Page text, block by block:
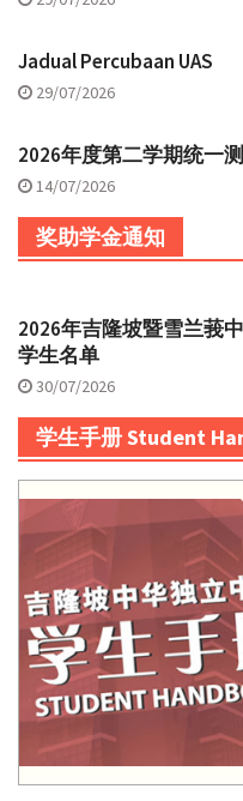
Jadual Percubaan UAS
29/07/2026
2026年度第二学期统一
14/07/2026
奖助学金通知
2026年吉隆坡暨雪兰莪
学生名单
30/07/2026
学生手册 Student